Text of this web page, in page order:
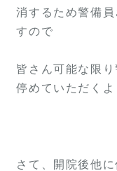
消するため警備
すので
皆さん可能な限
停めていただくよ
さて、開院後他